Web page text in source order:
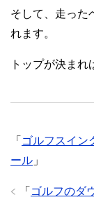
そして、走った
れます。
トップが決まれ
「 ゴルフスイン
ール 」
「 ゴルフのダ